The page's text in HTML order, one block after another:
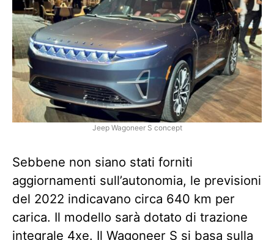
Jeep Wagoneer S concept
Sebbene non siano stati forniti
aggiornamenti sull’autonomia, le previsioni
del 2022 indicavano circa 640 km per
carica. Il modello sarà dotato di trazione
integrale 4xe. Il Wagoneer S si basa sulla